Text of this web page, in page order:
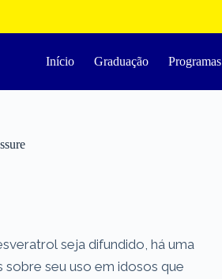
Início Graduação Programas
seja difundido, há uma
sobre seu uso em idosos que